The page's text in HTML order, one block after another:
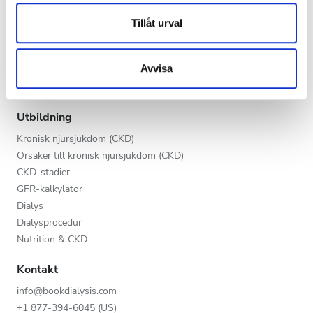
annons- och analysföretag som vi samarbetar med.
Dessa kan i sin tur kombinera informationen med annan
samlat in när du har använt deras tjänster.
Tillåt urval
Avvisa
Kväll
Betyg
Bra
Väldigt bra
Utmärkt
Lista din klinik
Partners
Utbildning
Kronisk njursjukdom (CKD)
Orsaker till kronisk njursjukdom (CKD)
CKD-stadier
GFR-kalkylator
Dialys
Dialysprocedur
Nutrition & CKD
Kontakt
info@bookdialysis.com
+1 877-394-6045 (US)